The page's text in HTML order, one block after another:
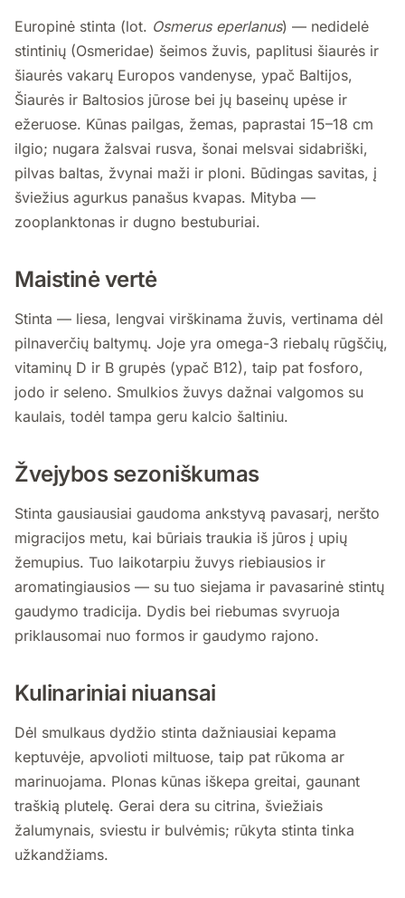
Europinė stinta (lot. Osmerus eperlanus) — nedidelė
stintinių (Osmeridae) šeimos žuvis, paplitusi šiaurės ir
šiaurės vakarų Europos vandenyse, ypač Baltijos,
Šiaurės ir Baltosios jūrose bei jų baseinų upėse ir
ežeruose. Kūnas pailgas, žemas, paprastai 15–18 cm
ilgio; nugara žalsvai rusva, šonai melsvai sidabriški,
pilvas baltas, žvynai maži ir ploni. Būdingas savitas, į
šviežius agurkus panašus kvapas. Mityba —
zooplanktonas ir dugno bestuburiai.
Maistinė vertė
Stinta — liesa, lengvai virškinama žuvis, vertinama dėl
pilnaverčių baltymų. Joje yra omega-3 riebalų rūgščių,
vitaminų D ir B grupės (ypač B12), taip pat fosforo,
jodo ir seleno. Smulkios žuvys dažnai valgomos su
kaulais, todėl tampa geru kalcio šaltiniu.
Žvejybos sezoniškumas
Stinta gausiausiai gaudoma ankstyvą pavasarį, neršto
migracijos metu, kai būriais traukia iš jūros į upių
žemupius. Tuo laikotarpiu žuvys riebiausios ir
aromatingiausios — su tuo siejama ir pavasarinė stintų
gaudymo tradicija. Dydis bei riebumas svyruoja
priklausomai nuo formos ir gaudymo rajono.
Kulinariniai niuansai
Dėl smulkaus dydžio stinta dažniausiai kepama
keptuvėje, apvolioti miltuose, taip pat rūkoma ar
marinuojama. Plonas kūnas iškepa greitai, gaunant
traškią plutelę. Gerai dera su citrina, šviežiais
žalumynais, sviestu ir bulvėmis; rūkyta stinta tinka
užkandžiams.